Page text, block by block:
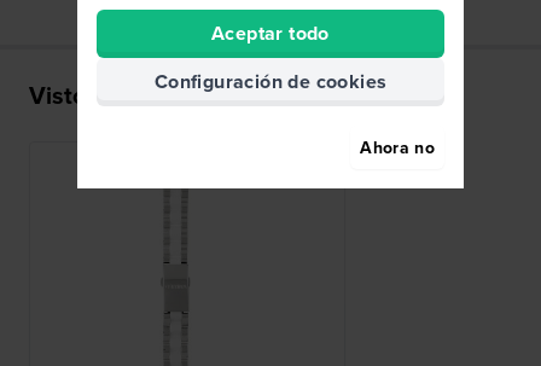
Visto recientemente
Aceptar todo
Configuración de cookies
Ahora no